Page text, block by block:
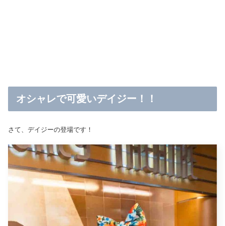
オシャレで可愛いデイジー！！
さて、デイジーの登場です！